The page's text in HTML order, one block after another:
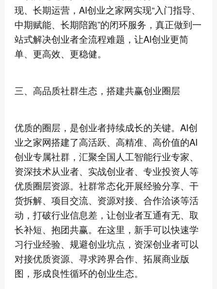
现、长期运营，AI创业之家网实现“入门指导、
中期赋能、长期陪跑”的闭环服务，真正做到一
站式解决创业者全流程难题，让AI创业更简
单、更高效、更稳健。
三、高品质社群生态，搭建共赢创业圈层
优质的圈层，是创业者持续成长的关键。AI创
业之家网搭建了高活跃、高精准、高价值的AI
创业专属社群，汇聚全国人工智能行业专家、
资深技术从业者、实战创业者、专业投资人等
优质圈层资源。社群常态化开展经验分享、干
货拆解、项目交流、资源对接、合作洽谈等活
动，打破行业信息差，让创业者互通有无、取
长补短、抱团共赢。在这里，新手可以快速学
习行业经验、规避创业坑点，资深创业者可以
对接优质资源、寻求跨界合作、拓展商业版
图，形成良性循环的创业生态。